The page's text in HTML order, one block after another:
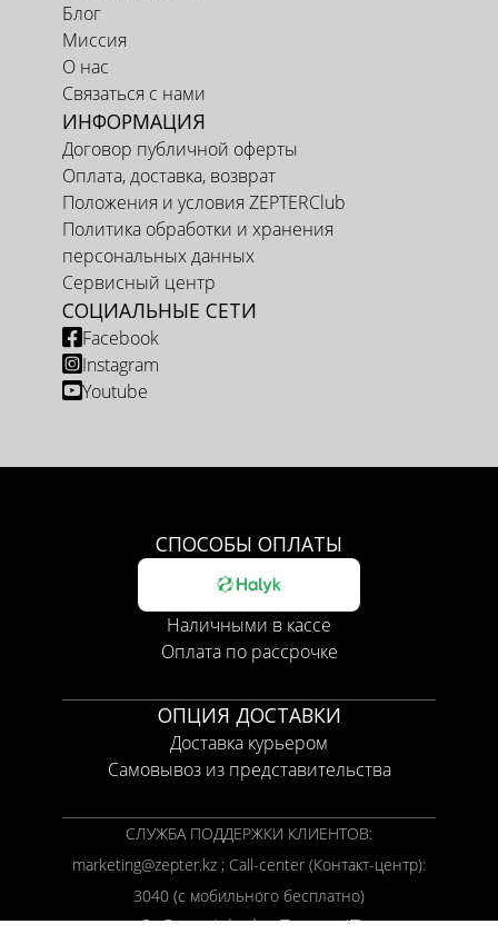
Блог
Миссия
О нас
Связаться с нами
ИНФОРМАЦИЯ
Договор публичной оферты
Оплата, доставка, возврат
Положения и условия ZEPTERClub
Политика обработки и хранения
персональных данных
Сервисный центр
СОЦИАЛЬНЫЕ СЕТИ
Facebook
Instagram
Youtube
СПОСОБЫ ОПЛАТЫ
Наличными в кассе
Оплата по рассрочке
ОПЦИЯ ДОСТАВКИ
Доставка курьером
Самовывоз из представительства
СЛУЖБА ПОДДЕРЖКИ КЛИЕНТОВ:
marketing@zepter.kz ; Call-center (Контакт-центр):
3040 (с мобильного бесплатно)
© Copyright byZepter IT